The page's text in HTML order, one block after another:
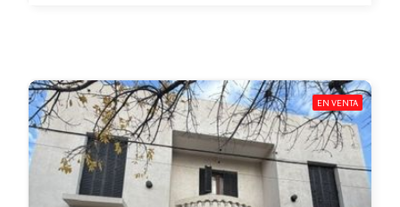
EN VENTA